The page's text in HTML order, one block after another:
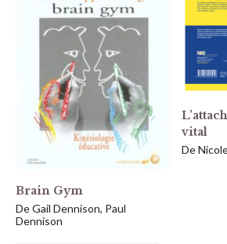
Brain Gym
De Gail Dennison, Paul
Dennison
vital
De